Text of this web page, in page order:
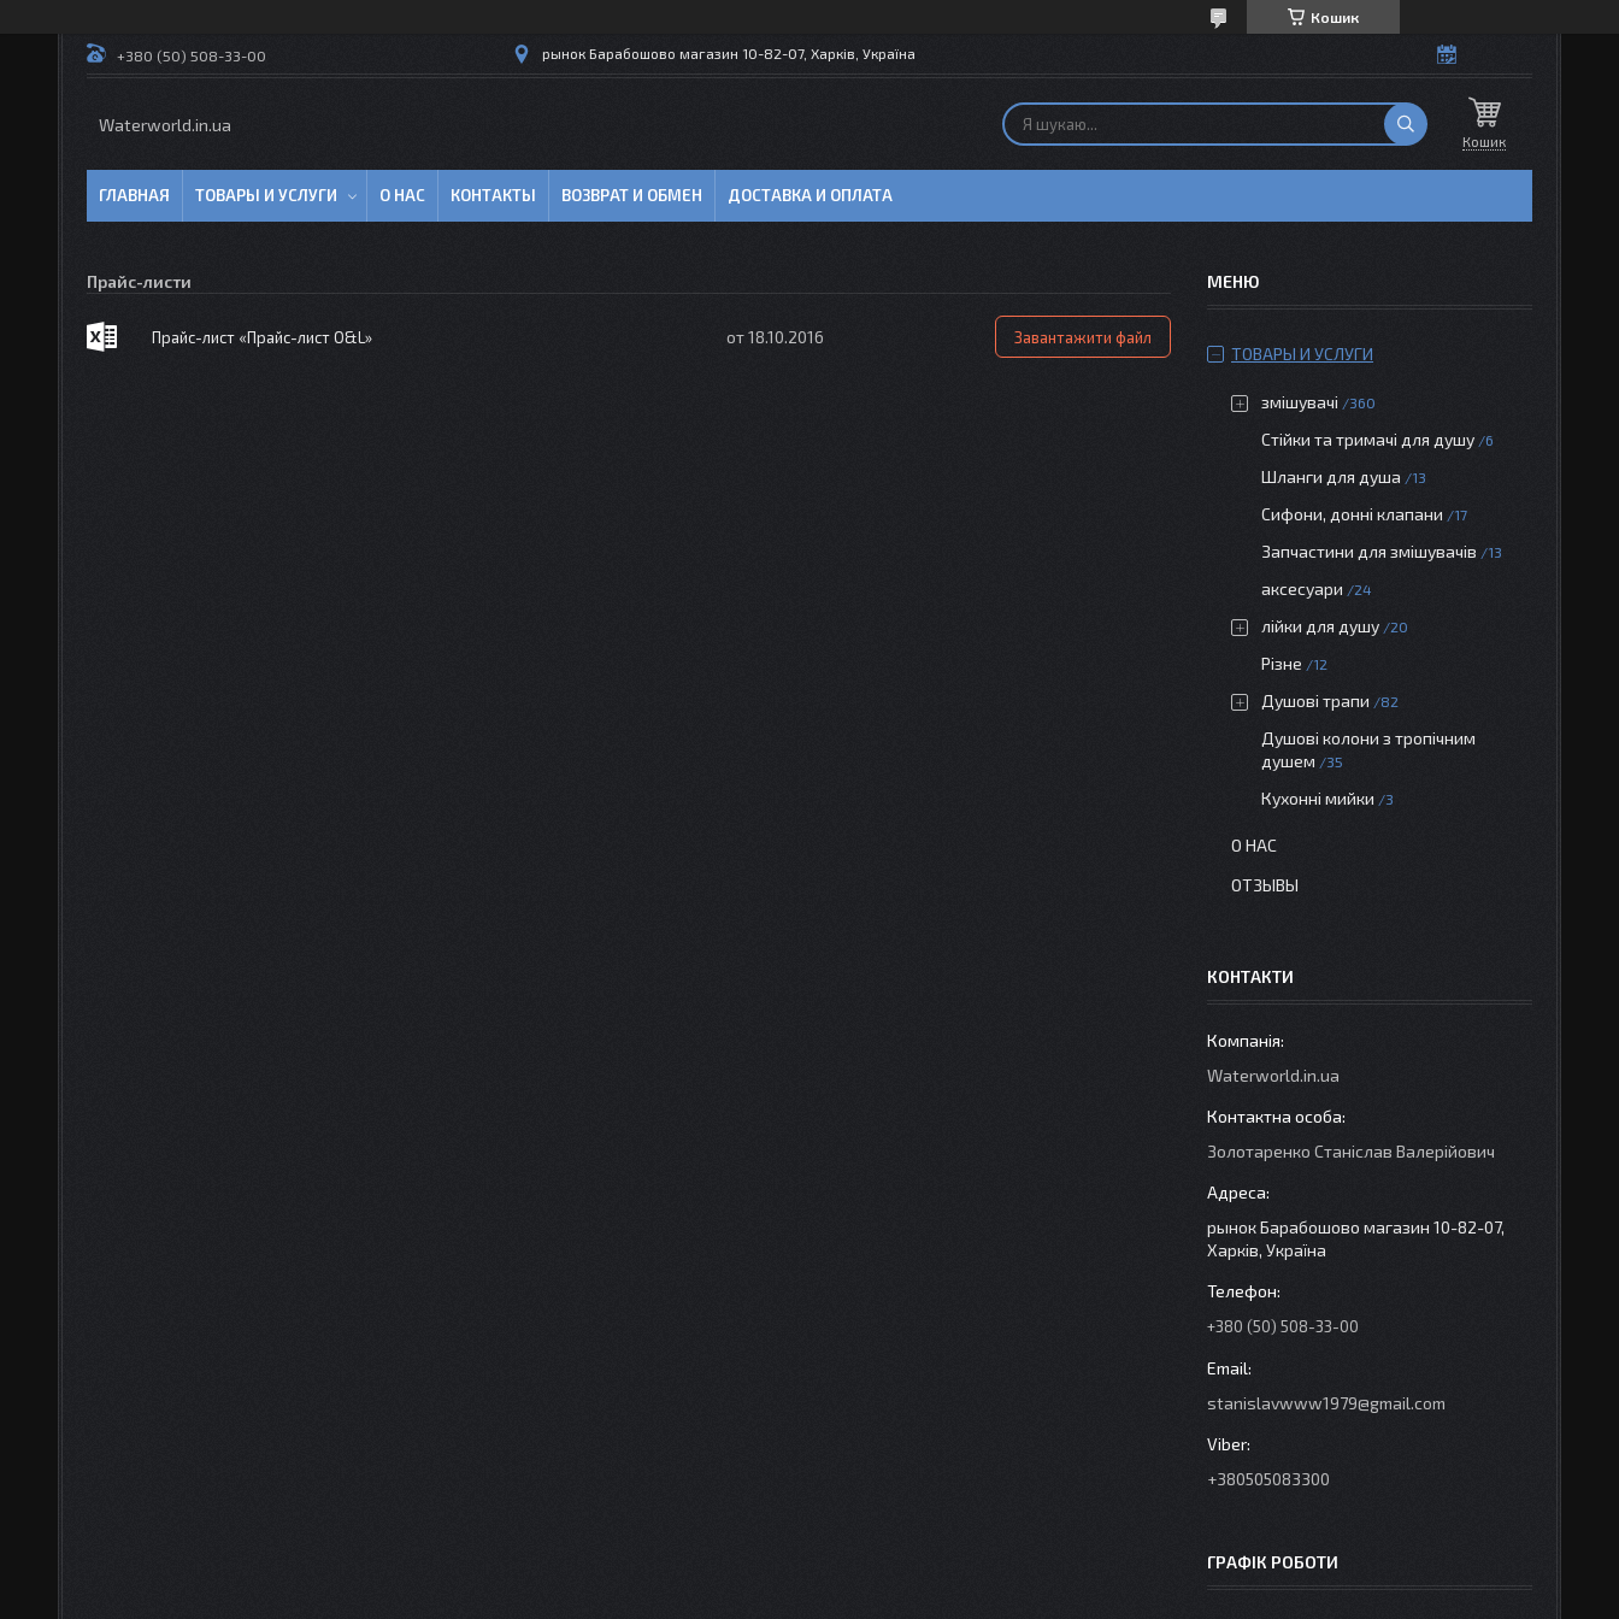
Кошик
+380 (50) 508-33-00 рынок Барабошово магазин 10-82-07, Харків, Україна
Waterworld.in.ua
Кошик
ГЛАВНАЯ ТОВАРЫ И УСЛУГИ О НАС КОНТАКТЫ ВОЗВРАТ И ОБМЕН ДОСТАВКА И ОПЛАТА
Прайс-листи
Прайс-лист «Прайс-лист O&L» 18.10.2016 Завантажити файл
ТОВАРЫ И УСЛУГИ
змішувачі 360
Стійки та тримачі для душу 6
Шланги для душа 13
Сифони, донні клапани 17
Запчастини для змішувачів 13
аксесуари 24
лійки для душу 20
Різне 12
Душові трапи 82
Душові колони з тропічним
душем
35
Кухонні мийки 3
О НАС
ОТЗЫВЫ
КОНТАКТИ
Waterworld.in.ua
Золотаренко Станіслав Валерійович
рынок Барабошово магазин 10-82-07,
Харків, Україна
+380 (50) 508-33-00
stanislavwww1979@gmail.com
+380505083300
ГРАФІК РОБОТИ